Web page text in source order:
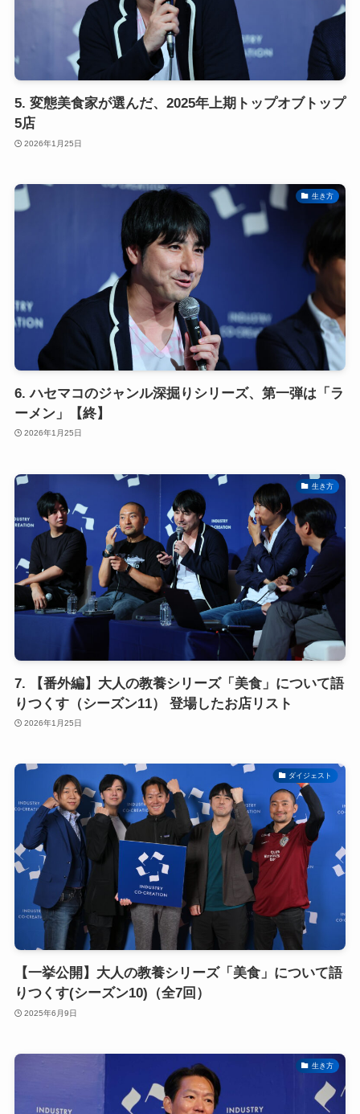
5. 変態美食家が選んだ、2025年上期トップオブトップ
5店
2026年1月25日
生き方
6. ハセマコのジャンル深掘りシリーズ、第一弾は「ラ
ーメン」【終】
2026年1月25日
生き方
7. 【番外編】大人の教養シリーズ「美食」について語
りつくす（シーズン11） 登場したお店リスト
2026年1月25日
ダイジェスト
【一挙公開】大人の教養シリーズ「美食」について語
りつくす(シーズン10)（全7回）
2025年6月9日
生き方